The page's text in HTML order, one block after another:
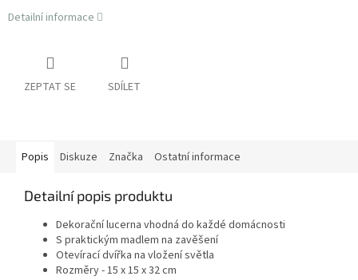
Detailní informace
ZEPTAT SE SDÍLET
Popis Diskuze Značka Ostatní informace
Detailní popis produktu
Dekorační lucerna vhodná do každé domácnosti
S praktickým madlem na zavěšení
Otevírací dvířka na vložení světla
Rozměry - 15 x 15 x 32 cm